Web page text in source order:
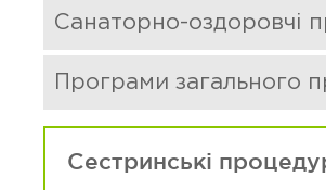
Санаторно-оздоровчі
Програми загального
Сестринські